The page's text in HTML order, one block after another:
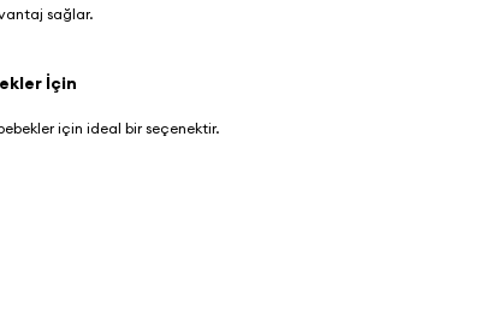
sağlar.
İçin
için ideal bir seçenektir.